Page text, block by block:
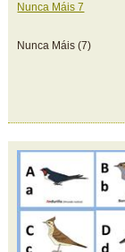
Nunca Máis 7
Nunca Máis (7)